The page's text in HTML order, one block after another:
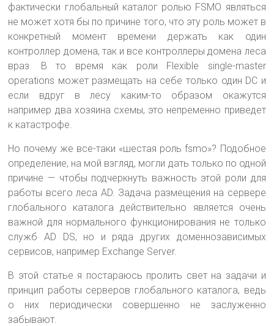
фактически глобальный каталог ролью FSMO являться
не может хотя бы по причине того, что эту роль может в
конкретный момент времени держать как один
контроллер домена, так и все контроллеры домена леса
враз. В то время как роли Flexible single-master
operations может размещать на себе только один DC и
если вдруг в лесу каким-то образом окажутся
например два хозяина схемы, это непременно приведет
к катастрофе.
Но почему же все-таки «шестая роль fsmo»? Подобное
определение, на мой взгляд, могли дать только по одной
причине — чтобы подчеркнуть важность этой роли для
работы всего леса AD. Задача размещения на сервере
глобального каталога действительно является очень
важной для нормального функционирования не только
служб AD DS, но и ряда других доменнозависимых
сервисов, например Exchange Server.
В этой статье я постараюсь пролить свет на задачи и
принцип работы серверов глобального каталога, ведь
о них периодически совершенно не заслуженно
забывают.